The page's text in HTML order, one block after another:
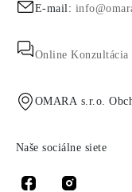
E-mail:
Online Konzultácia
OMARA s.r.o.
Naše sociálne siete